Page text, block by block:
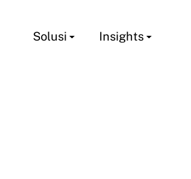
Solusi Insights